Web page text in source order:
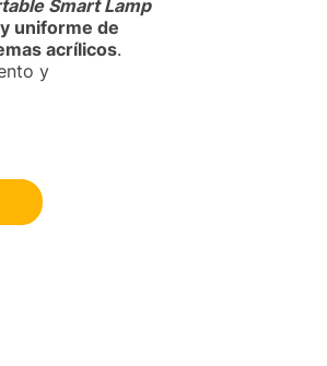
Smart Lamp
uniforme de
acrílicos.
y